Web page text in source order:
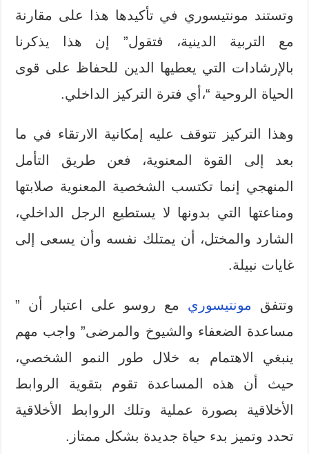
وتستند مونتيسوري في تأكيدها هذا على مقارنة
مع التربية الدينية، فتقول” إن هذا يذكرنا
بالإرشادات التي يعطيها الدين للحفاظ على قوى
الحياة الروحية “،أي فترة التركيز الداخلي.
وهذا التركيز تتوقف عليه إمكانية الارتقاء في ما
بعد إلى القوة المعنوية، فعن طريق التأمل
المنهجي إنما تكتسب الشخصية المعنوية صلابتها
ومناعتها التي بدونها لا يستطيع الرجل الداخلي،
الشارد والمختل، أن يمتلك نفسه وأن يسعى إلى
غايات نبيلة.
وتتفق مونتيسوري مع روسو على اعتبار أن ”
مساعدة الضعفاء والشيوخ والمرضى” واجب مهم
ينبغي الاهتمام به خلال طور النمو الشخصي،
حيث أن هذه المساعدة تقوم بتقوية الروابط
الأخلاقية بصورة عملية وتلك الروابط الأخلاقية
تحدد وتميز بدء حياة جديدة بشكل ممتاز.